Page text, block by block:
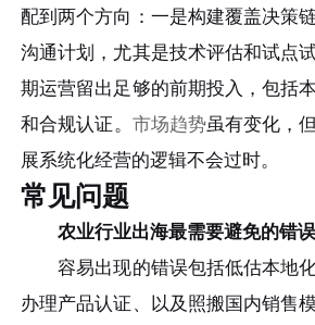
配到两个方向：一是构建覆盖决策
沟通计划，尤其是技术评估和试点
期运营留出足够的前期投入，包括
和合规认证。 市场趋势虽有变化，
展系统化经营的逻辑不会过时。
常见问题
农业行业出海最需要避免的错
容易出现的错误包括低估本地化
办理产品认证、以及照搬国内销售